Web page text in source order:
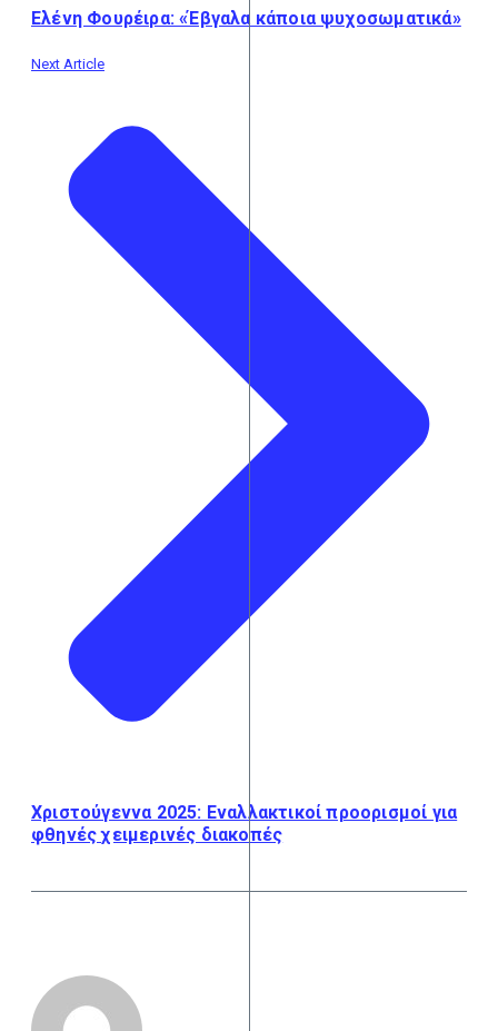
Ελένη Φουρέιρα: «Έβγαλα κάποια ψυχοσωματικά»
Next Article
Χριστούγεννα 2025: Εναλλακτικοί προορισμοί για
φθηνές χειμερινές διακοπές